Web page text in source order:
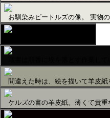
お馴染みビートルズの像。 実物
間違えた時は、絵を描いて羊皮紙
ケルズの書の羊皮紙。薄くて貴重